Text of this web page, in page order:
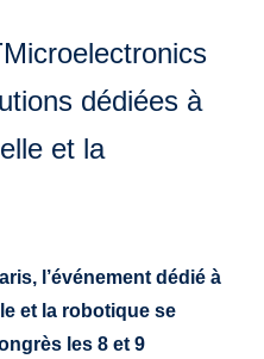
dédiées à
et la
l’événement dédié à
et la robotique se
les 8 et 9